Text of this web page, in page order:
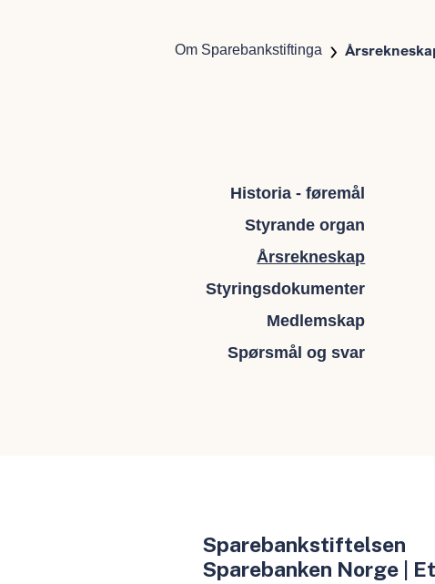
Om Sparebankstiftinga
Historia - føremål
Styrande organ
Årsrekneskap
Styringsdokumenter
Medlemskap
Spørsmål og svar
Sparebankstiftelsen
Sparebanken Norge |